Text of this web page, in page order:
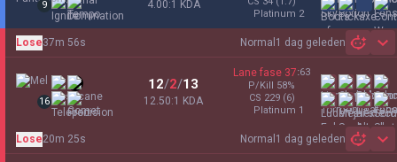
9 4.00:1 KDA
platinum 2
Normal 1 dag geleden
Lose37m 56s
16
12/2/13
12.50:1 KDA
Lane fase 37:63
P/Kill 58%
CS 229 (6)
platinum 1
Normal 1 dag geleden
Lose20m 25s